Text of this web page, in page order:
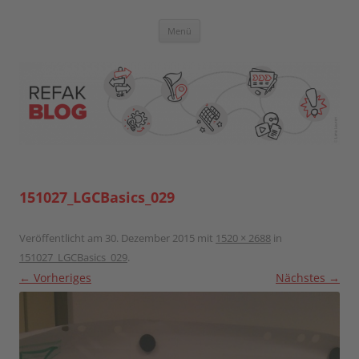
Blog der Referent:innen Akademie
Menü
151027_LGCBasics_029
Veröffentlicht am 30. Dezember 2015 mit 1520 × 2688 in
151027_LGCBasics_029.
← Vorheriges Nächstes →